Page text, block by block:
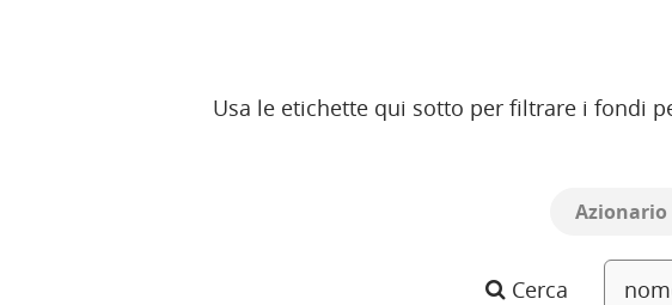
Usa le etichette qui sotto per filtrare i fondi
Azionario
Cerca